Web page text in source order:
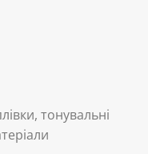
тонувальні